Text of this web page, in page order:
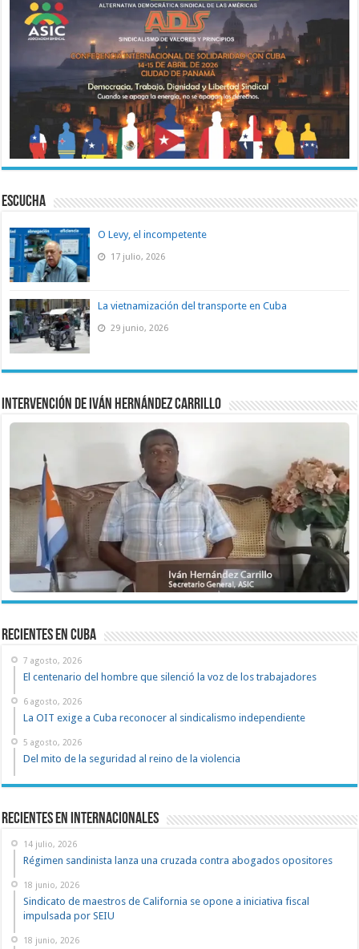
ESCUCHA
O Levy, el incompetente
17 julio, 2026
La vietnamización del transporte en Cuba
29 junio, 2026
Intervención de Iván Hernández Carrillo
recientes en cuba
7 agosto, 2026
El centenario del hombre que silenció la voz de los trabajadores
6 agosto, 2026
La OIT exige a Cuba reconocer al sindicalismo independiente
5 agosto, 2026
Del mito de la seguridad al reino de la violencia
Recientes en Internacionales
14 julio, 2026
Régimen sandinista lanza una cruzada contra abogados opositores
18 junio, 2026
Sindicato de maestros de California se opone a iniciativa fiscal
impulsada por SEIU
18 junio, 2026